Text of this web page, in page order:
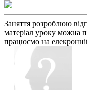
Заняття розроблюю
матеріал уроку можна
працюємо на